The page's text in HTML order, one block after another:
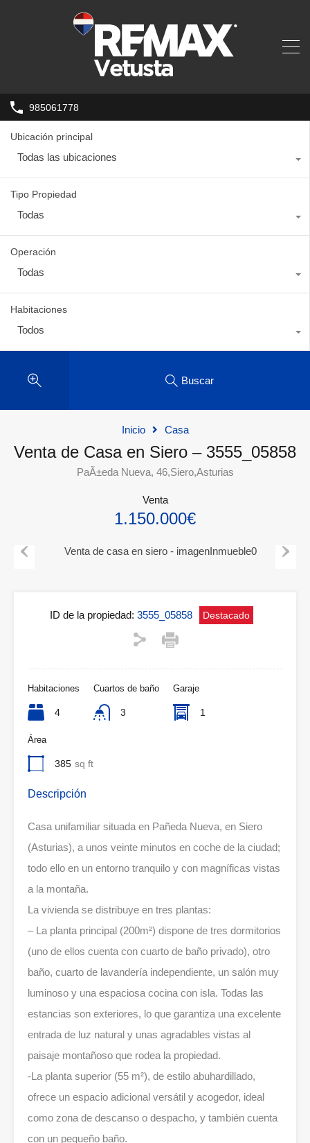
985061778
Ubicación principal
Todas las ubicaciones
Tipo Propiedad
Todas
Operación
Todas
Habitaciones
Todos
Buscar
Inicio Casa
Venta de Casa en Siero – 3555_05858
PaÃ±eda Nueva, 46,Siero,Asturias
Venta
1.150.000€
ID de la propiedad: 3555_05858 Destacado
Habitaciones
4
Cuartos de baño
3
Garaje
1
Área
385 sq ft
Descripción
Casa unifamiliar situada en Pañeda Nueva, en Siero
(Asturias), a unos veinte minutos en coche de la ciudad;
todo ello en un entorno tranquilo y con magníficas vistas
a la montaña.
La vivienda se distribuye en tres plantas:
– La planta principal (200m²) dispone de tres dormitorios
(uno de ellos cuenta con cuarto de baño privado), otro
baño, cuarto de lavandería independiente, un salón muy
luminoso y una espaciosa cocina con isla. Todas las
estancias son exteriores, lo que garantiza una excelente
entrada de luz natural y unas agradables vistas al
paisaje montañoso que rodea la propiedad.
-La planta superior (55 m²), de estilo abuhardillado,
ofrece un espacio adicional versátil y acogedor, ideal
como zona de descanso o despacho, y también cuenta
con un pequeño baño.